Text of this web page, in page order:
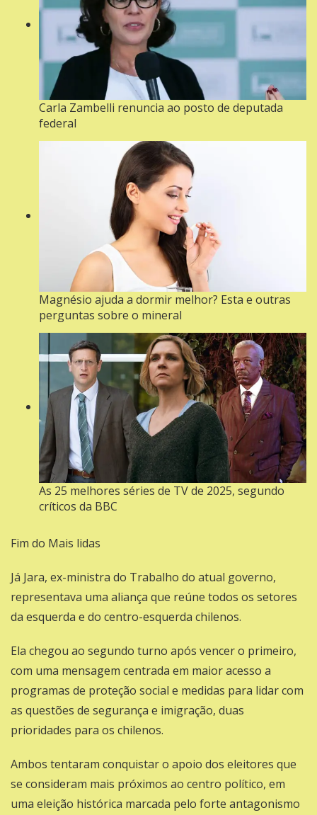
Carla Zambelli renuncia ao posto de deputada
federal
Magnésio ajuda a dormir melhor? Esta e outras
perguntas sobre o mineral
As 25 melhores séries de TV de 2025, segundo
críticos da BBC
Fim do Mais lidas
Já Jara, ex-ministra do Trabalho do atual governo,
representava uma aliança que reúne todos os setores
da esquerda e do centro-esquerda chilenos.
Ela chegou ao segundo turno após vencer o primeiro,
com uma mensagem centrada em maior acesso a
programas de proteção social e medidas para lidar com
as questões de segurança e imigração, duas
prioridades para os chilenos.
Ambos tentaram conquistar o apoio dos eleitores que
se consideram mais próximos ao centro político, em
uma eleição histórica marcada pelo forte antagonismo